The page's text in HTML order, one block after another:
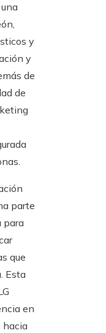
y
y
de
de
parte
para
que
Esta
en
hacia